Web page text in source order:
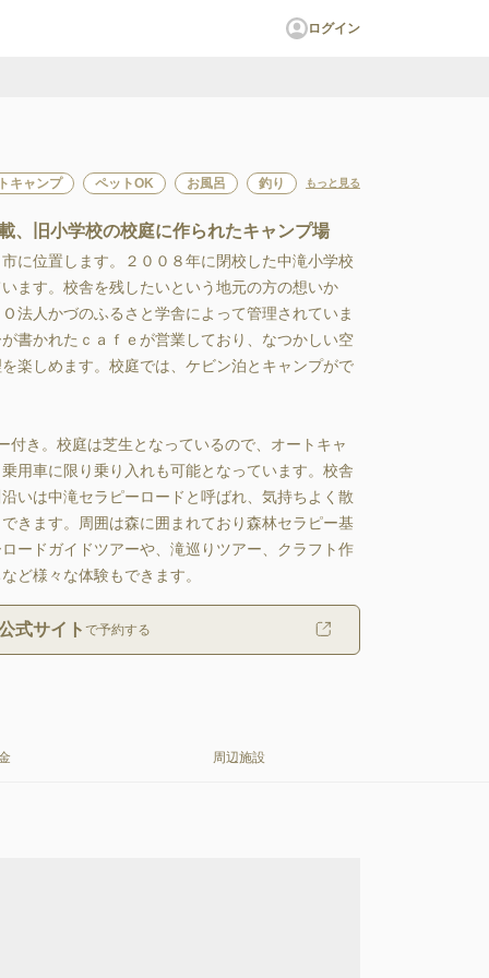
ログイン
キャンプ ペットOK お風呂 釣り もっと見る
、旧小学校の校庭に作られたキャンプ場
に位置します。２００８年に閉校した中滝小学校
ます。校舎を残したいという地元の方の想いか
法人かづのふるさと学舎によって管理されていま
書かれたｃａｆｅが営業しており、なつかしい空
楽しめます。校庭では、ケビン泊とキャンプがで
付き。校庭は芝生となっているので、オートキャ
用車に限り乗り入れも可能となっています。校舎
いは中滝セラピーロードと呼ばれ、気持ちよく散
きます。周囲は森に囲まれており森林セラピー基
ードガイドツアーや、滝巡りツアー、クラフト作
ど様々な体験もできます。
式サイト で予約する
周辺施設